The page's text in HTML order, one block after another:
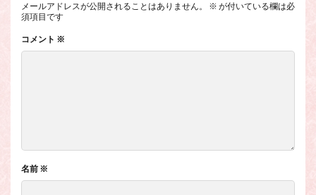
メールアドレスが公開されることはありません。 ※ が付いている欄は必
須項目です
コメント ※
名前 ※